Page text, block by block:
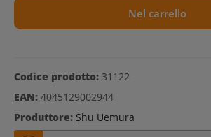
Nel carrello
Codice prodotto: 31122
EAN: 4045129002944
Produttore: Shu Uemura